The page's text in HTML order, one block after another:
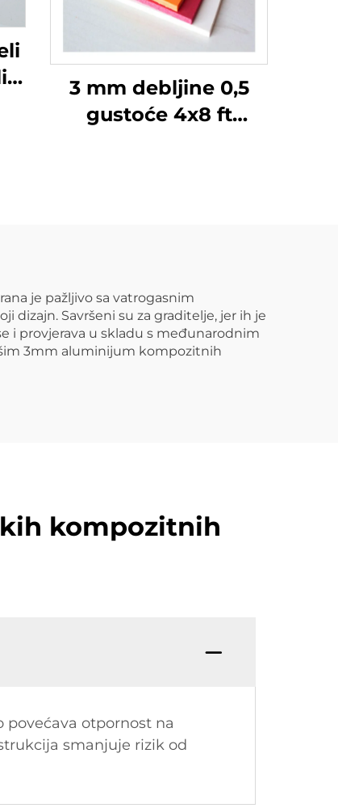
3 mm debljine 0,5
gustoće 4x8 ft
je pažljivo sa vatrogasnim
dizajn. Savršeni su za graditelje, jer ih je
i provjerava u skladu s međunarodnim
3mm aluminijum kompozitnih
kompozitnih
otpornost na
smanjuje rizik od